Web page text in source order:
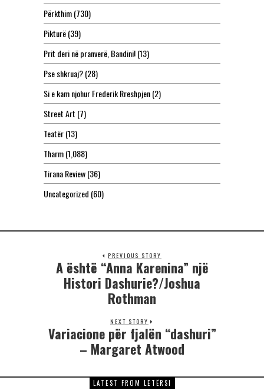
Përkthim(730)
Pikturë(39)
Prit deri në pranverë, Bandini!(13)
Pse shkruaj?(28)
Si e kam njohur Frederik Rreshpjen(2)
Street Art (7)
Teatër(13)
Tharm(1,088)
Tirana Review(36)
Uncategorized (60)
PREVIOUS STORY
A është “Anna Karenina” një
Histori Dashurie?/Joshua
Rothman
NEXT STORY
Variacione për fjalën “dashuri”
– Margaret Atwood
LATEST FROM LETËRSI